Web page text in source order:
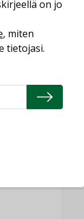
on jo
, miten
tietojasi.